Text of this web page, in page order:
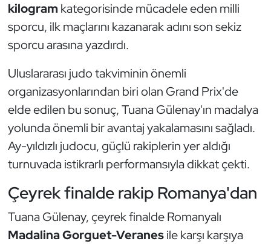
kilogramkategorisinde mücadele eden milli
sporcu, ilk maçlarını kazanarak adını son sekiz
sporcu arasına yazdırdı.
Uluslararası judo takviminin önemli
organizasyonlarından biri olan Grand Prix'de
elde edilen bu sonuç, Tuana Gülenay'ın madalya
yolunda önemli bir avantaj yakalamasını sağladı.
Ay-yıldızlı judocu, güçlü rakiplerin yer aldığı
turnuvada istikrarlı performansıyla dikkat çekti.
Çeyrek finalde rakip Romanya'dan
Tuana Gülenay, çeyrek finalde Romanyalı
Madalina Gorguet-Veranesile karşı karşıya
Güreş
Halter
Hava Sporları
Hentbol
İşitme Engelli Sporcular
Judo ve Kuraş
Kano ve Rafting
Karate